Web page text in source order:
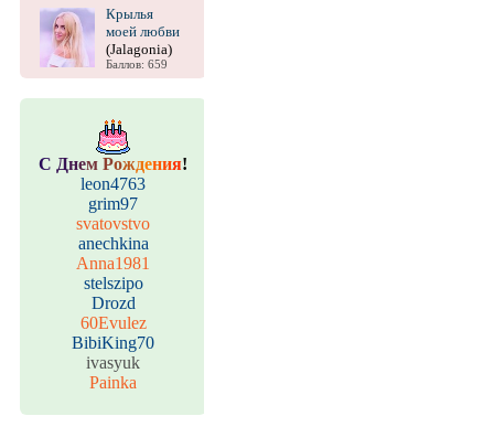
Крылья
моей любви
(Jalagonia)
Баллов: 659
С Днем Рождения!
leon4763
grim97
svatovstvo
anechkina
Anna1981
stelszipo
Drozd
60Evulez
BibiKing70
ivasyuk
Painka